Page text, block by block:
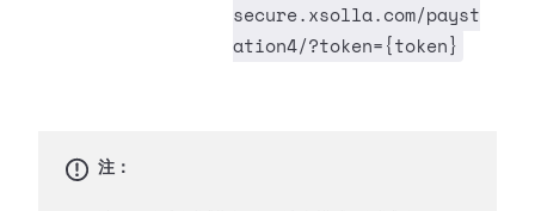
secure.xsolla.com/payst
ation4/?token={token}
注：